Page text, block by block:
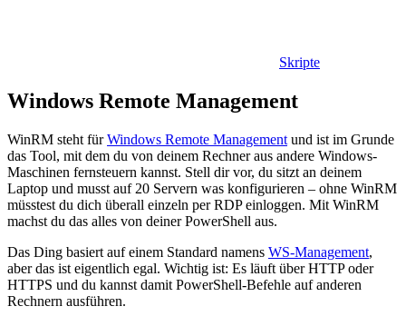
Skripte
Windows Remote Management
WinRM steht fürWindows Remote Management und ist im Grunde
das Tool, mit dem du von deinem Rechner aus andere Windows-
Maschinen fernsteuern kannst. Stell dir vor, du sitzt an deinem
Laptop und musst auf 20 Servern was konfigurieren – ohne WinRM
müsstest du dich überall einzeln per RDP einloggen. Mit WinRM
machst du das alles von deiner PowerShell aus.
Das Ding basiert auf einem Standard namens WS-Management,
aber das ist eigentlich egal. Wichtig ist: Es läuft über HTTP oder
HTTPS und du kannst damit PowerShell-Befehle auf anderen
Rechnern ausführen.